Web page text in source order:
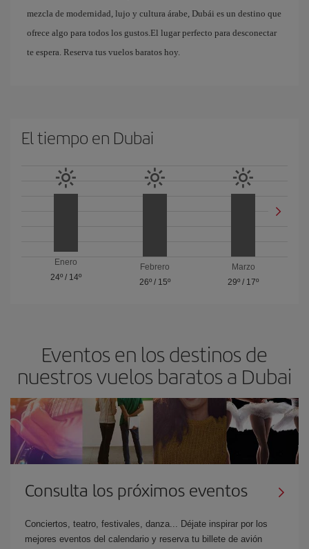
mezcla de modernidad, lujo y cultura árabe, Dubái es un destino que
ofrece algo para todos los gustos.El lugar perfecto para desconectar
te espera. Reserva tus vuelos baratos hoy.
El tiempo en Dubai
Enero
24º/ 14º
Febrero
26º/ 15º
Marzo
29º / 17º
Eventos en los destinos de
nuestros vuelos baratos a Dubai
Consulta los próximos eventos
Conciertos, teatro, festivales, danza... Déjate inspirar por los
mejores eventos del calendario y reserva tu billete de avión